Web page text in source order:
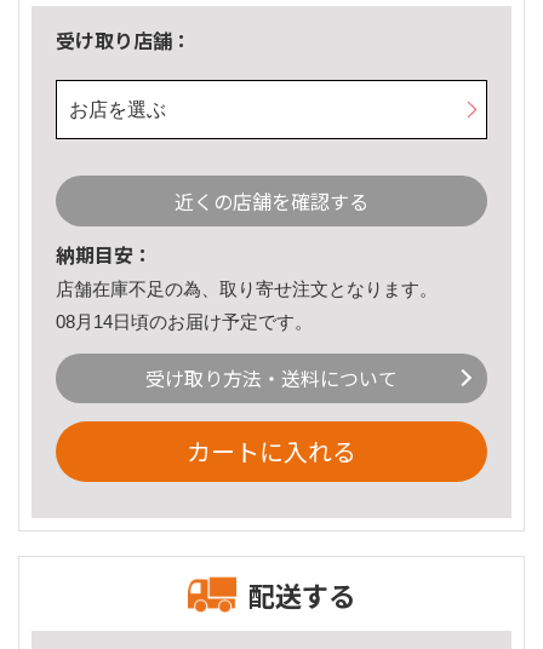
受け取り店舗：
お店を選ぶ
近くの店舗を確認する
納期目安：
店舗在庫不足の為、取り寄せ注文となります。
08月14日頃のお届け予定です。
受け取り方法・送料について
カートに入れる
配送する